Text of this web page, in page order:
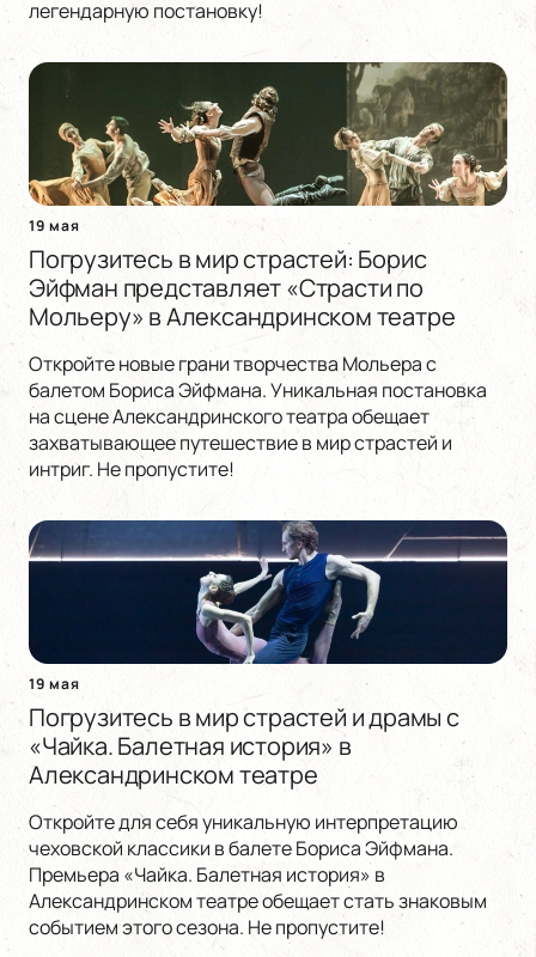
легендарную постановку!
19 мая
Погрузитесь в мир страстей: Борис
Эйфман представляет «Страсти по
Мольеру» в Александринском театре
Откройте новые грани творчества Мольера с
балетом Бориса Эйфмана. Уникальная постановка
на сцене Александринского театра обещает
захватывающее путешествие в мир страстей и
интриг. Не пропустите!
19 мая
Погрузитесь в мир страстей и драмы с
«Чайка. Балетная история» в
Александринском театре
Откройте для себя уникальную интерпретацию
чеховской классики в балете Бориса Эйфмана.
Премьера «Чайка. Балетная история» в
Александринском театре обещает стать знаковым
событием этого сезона. Не пропустите!